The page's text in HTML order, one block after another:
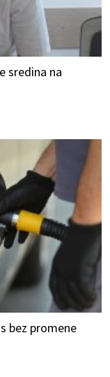
sredina na
bez promene